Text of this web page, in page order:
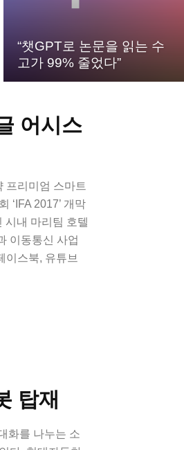
“챗GPT로 논문을 읽는 수
고가 99% 줄었다”
어시스
프리미엄 스마트
‘IFA 2017’ 개막
시내 마리팀 호텔
이동통신 사업
이스북, 유튜브
탑재
화를 나누는 소